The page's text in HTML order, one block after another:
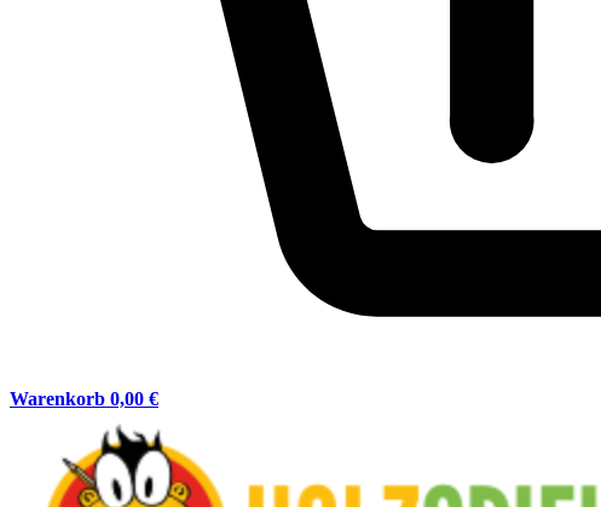
Warenkorb 0,00 €